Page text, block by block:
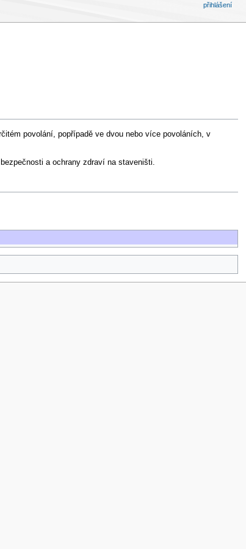
povolání, popřípadě ve dvou nebo více povoláních, v
a ochrany zdraví na staveništi.
přihlášení